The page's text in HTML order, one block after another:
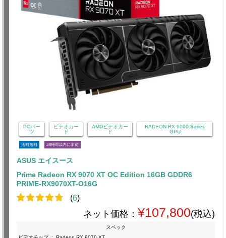
PCパー
ツ
ビデオカー
ド
AMDビデオカー
ド
RADEON RX 9000 Series
GPU
送料無料 24時間以内に出荷
ASUS エイスース
Prime Radeon RX 9070 XT OC Edition 16GB GDDR6
PRIME-RX9070XT-O16G
(6)
ネット価格： ¥107,800(税込)
スペック